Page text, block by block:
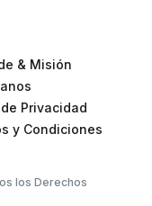
& Misión
Privacidad
y Condiciones
los Derechos